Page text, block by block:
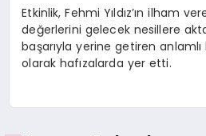
Etkinlik, Fehmi Yıldız’ın ilham
değerlerini gelecek nesillere
başarıyla yerine getiren
olarak hafızalarda yer etti.